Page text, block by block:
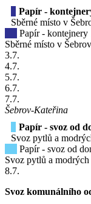
Papír -
Sběrné místo v
Papír - kontejnery
Sběrné místo v
3.7.
4.7.
5.7.
6.7.
7.7.
Šebrov-Kateřina
Papír - svoz od
Svoz pytlů a
Papír - svoz od
Svoz pytlů a
8.7.
Svoz komunálního